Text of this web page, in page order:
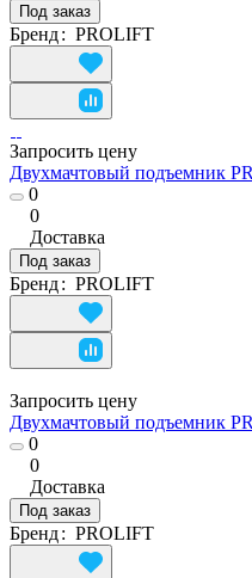
Под заказ
Бренд: PROLIFT
Запросить цену
Двухмачтовый подъемник
0
0
Доставка
Под заказ
Бренд: PROLIFT
Запросить цену
Двухмачтовый подъемник
0
0
Доставка
Под заказ
Бренд: PROLIFT